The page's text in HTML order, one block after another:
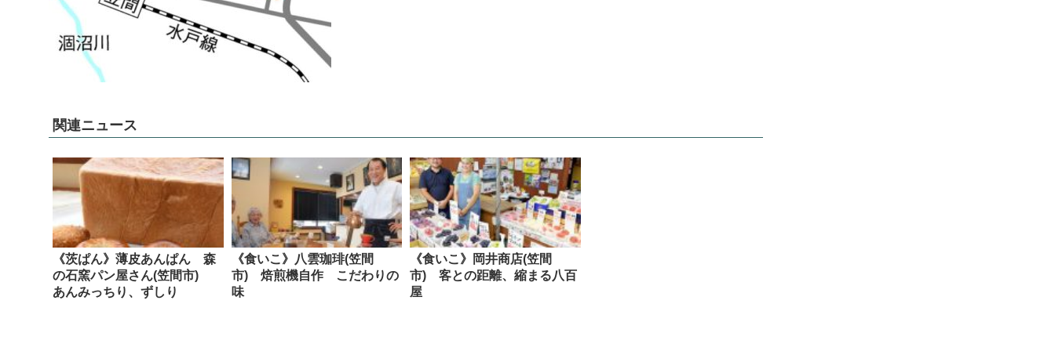
関連ニュース
《茨ぱん》薄皮あんぱん 森
の石窯パン屋さん(笠間市)
あんみっちり、ずしり
《食いこ》八雲珈琲(笠間
市) 焙煎機自作 こだわりの
味
《食いこ》岡井商店(笠間
市) 客との距離、縮まる八百
屋